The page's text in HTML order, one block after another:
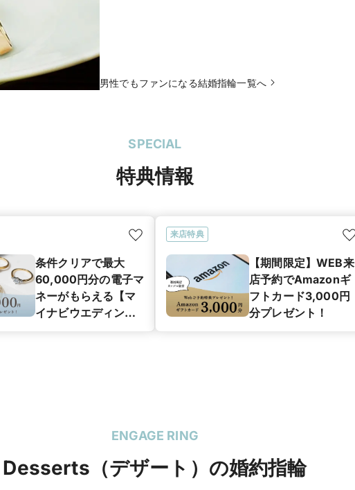
男性でもファンになる結婚指輪一覧へ
SPECIAL
特典情報
条件クリアで最大
60,000円分の電子マ
ネーがもらえる【マ
イナビウエディング
来店特典
【期間限定】WEB来
店予約でAmazonギ
フトカード3,000円
分プレゼント！
ENGAGE RING
Desserts（デザート）の婚約指輪